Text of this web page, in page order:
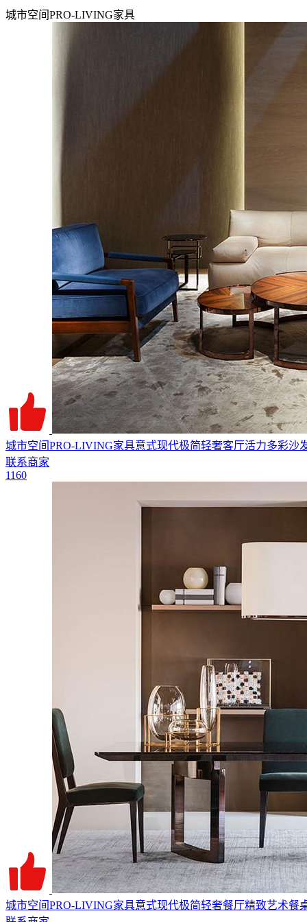
城市空间PRO-LIVING家具
城市空间PRO-LIVING家具意式现代极简轻奢客厅活力多彩沙
联系商家
1160
城市空间PRO-LIVING家具意式现代极简轻奢餐厅精致艺术餐